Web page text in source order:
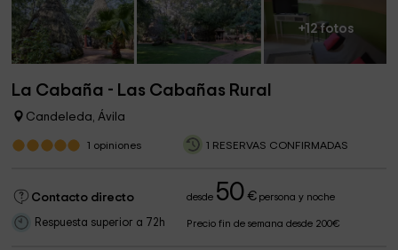
+12 fotos
La Cabaña - Las Cabañas Rural
Candeleda, Ávila
1 opiniones 1 RESERVAS CONFIRMADAS
Contacto directo desde 50 €persona y noche
Respuesta superior a 72h Precio fin de semana desde 200€